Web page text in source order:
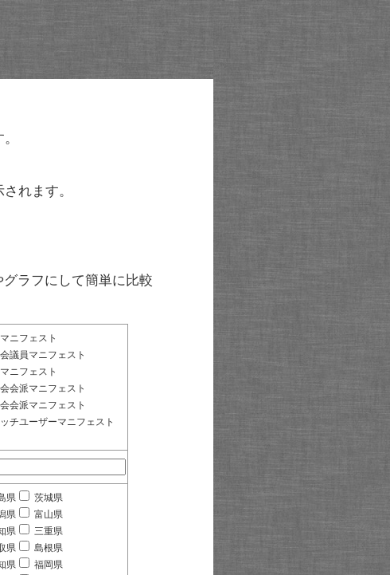
れます。
ラフにして簡単に比較
ニフェスト
議員マニフェスト
ニフェスト
会派マニフェスト
会派マニフェスト
チユーザーマニフェスト
県
茨城県
県
富山県
県
三重県
県
島根県
県
福岡県